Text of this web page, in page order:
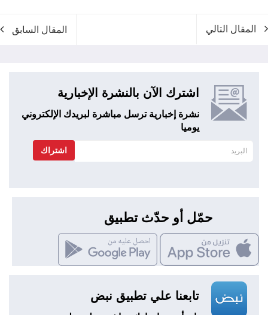
المقال التالي المقال السابق
اشترك الآن بالنشرة الإخبارية
نشرة إخبارية ترسل مباشرة لبريدك الإلكتروني
يوميا
اشتراك
حمّل أو حدّث تطبيق
تابعنا علي تطبيق نبض